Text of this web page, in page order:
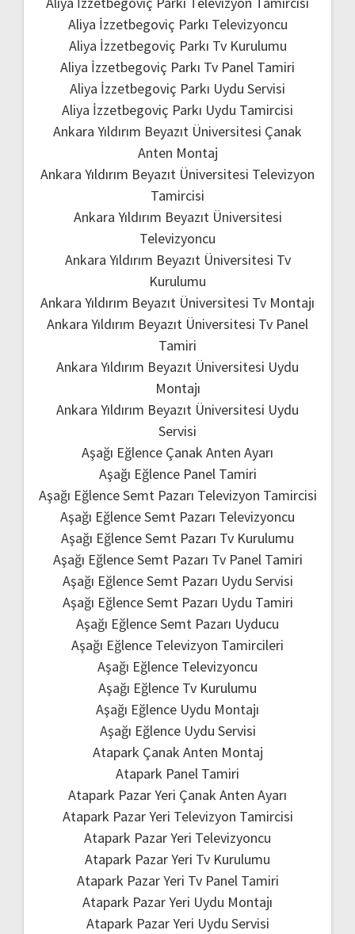
Aliya İzzetbegoviç Parkı Televizyoncu
Aliya İzzetbegoviç Parkı Tv Kurulumu
Aliya İzzetbegoviç Parkı Tv Panel Tamiri
Aliya İzzetbegoviç Parkı Uydu Servisi
Aliya İzzetbegoviç Parkı Uydu Tamircisi
Ankara Yıldırım Beyazıt Üniversitesi Çanak
Anten Montaj
Ankara Yıldırım Beyazıt Üniversitesi Televizyon
Tamircisi
Ankara Yıldırım Beyazıt Üniversitesi
Televizyoncu
Ankara Yıldırım Beyazıt Üniversitesi Tv
Kurulumu
Ankara Yıldırım Beyazıt Üniversitesi Tv Montajı
Ankara Yıldırım Beyazıt Üniversitesi Tv Panel
Tamiri
Ankara Yıldırım Beyazıt Üniversitesi Uydu
Montajı
Ankara Yıldırım Beyazıt Üniversitesi Uydu
Servisi
Aşağı Eğlence Çanak Anten Ayarı
Aşağı Eğlence Panel Tamiri
Aşağı Eğlence Semt Pazarı Televizyon Tamircisi
Aşağı Eğlence Semt Pazarı Televizyoncu
Aşağı Eğlence Semt Pazarı Tv Kurulumu
Aşağı Eğlence Semt Pazarı Tv Panel Tamiri
Aşağı Eğlence Semt Pazarı Uydu Servisi
Aşağı Eğlence Semt Pazarı Uydu Tamiri
Aşağı Eğlence Semt Pazarı Uyducu
Aşağı Eğlence Televizyon Tamircileri
Aşağı Eğlence Televizyoncu
Aşağı Eğlence Tv Kurulumu
Aşağı Eğlence Uydu Montajı
Aşağı Eğlence Uydu Servisi
Atapark Çanak Anten Montaj
Atapark Panel Tamiri
Atapark Pazar Yeri Çanak Anten Ayarı
Atapark Pazar Yeri Televizyon Tamircisi
Atapark Pazar Yeri Televizyoncu
Atapark Pazar Yeri Tv Kurulumu
Atapark Pazar Yeri Tv Panel Tamiri
Atapark Pazar Yeri Uydu Montajı
Atapark Pazar Yeri Uydu Servisi